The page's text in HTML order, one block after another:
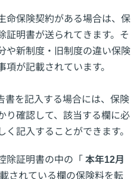
命保険契約がある場合は、保
証明書が送られてきます。そ
や新制度・旧制度の違い保険
が記載されています。
書を記入する場合には、保険
り確認して、該当する欄に必
記入することができます。
除証明書の中の「 本年12月
されている欄の保険料を転